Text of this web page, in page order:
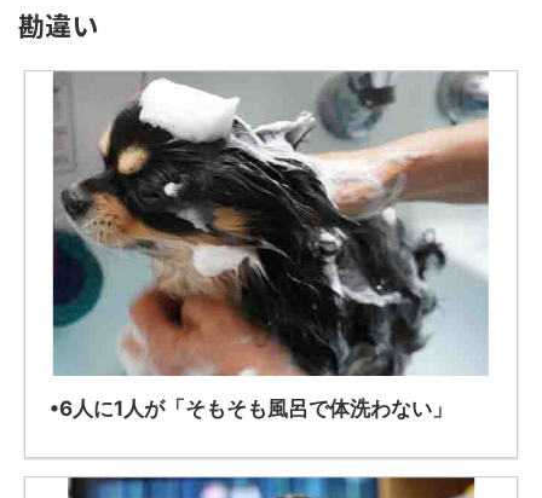
勘違い
•6人に1人が「そもそも風呂で体洗わない」